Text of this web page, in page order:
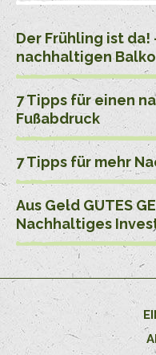
Der Frühling ist da!
nachhaltigen
7 Tipps für einen
Fußabdruck
7 Tipps für mehr
Aus Geld GUTES
Nachhaltiges